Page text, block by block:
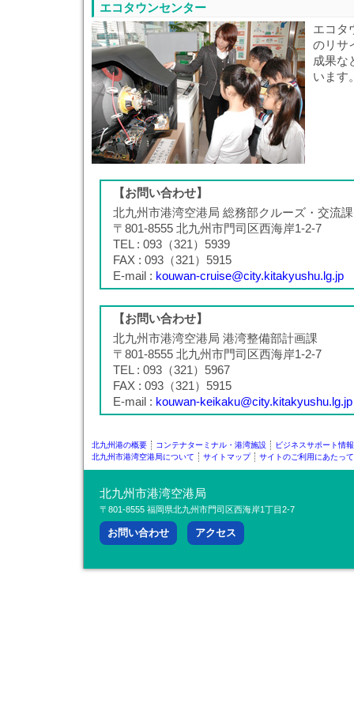
エコタウンセンター
エコタ
のリサ
成果な
います
【お問い合わせ】
北九州市港湾空港局 総務部クルーズ・交流課
〒801-8555 北九州市門司区西海岸1-2-7
TEL : 093（321）5939
FAX : 093（321）5915
E-mail : kouwan-cruise@city.kitakyushu.lg.jp
【お問い合わせ】
北九州市港湾空港局 港湾整備部計画課
〒801-8555 北九州市門司区西海岸1-2-7
TEL : 093（321）5967
FAX : 093（321）5915
E-mail : kouwan-keikaku@city.kitakyushu.lg.jp
北九州港の概要 コンテナターミナル・港湾施設
ビジネスサポート情報
北九州市港湾空港局について
サイトマップ サイトのご利用にあたっ
北九州市港湾空港局
〒801-8555 福岡県北九州市門司区西海岸1丁目2-7
お問い合わせ アクセス